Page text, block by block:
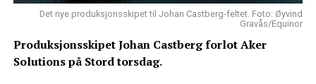
Det nye produksjonsskipet til Johan Castberg-feltet. Foto: Øyvind
Gravås/Equinor
Produksjonsskipet Johan Castberg forlot Aker
Solutions på Stord torsdag.